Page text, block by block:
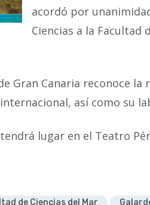
acordó por
Ciencias a la Facultad
Gran Canaria reconoce la
así como su
lugar en el Teatro
de Ciencias del Mar